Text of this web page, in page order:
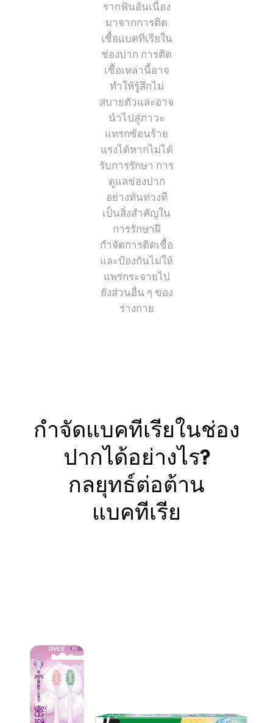
รากฟันอันเนื่อง
มาจากการติด
เชื้อแบคทีเรียใน
ช่องปาก การติด
เชื้อเหล่านี้อาจ
ทำให้รู้สึกไม่
สบายตัวและอาจ
นำไปสู่ภาวะ
แทรกซ้อนร้าย
แรงได้หากไม่ได้
รับการรักษา การ
ดูแลช่องปาก
อย่างทันท่วงที
เป็นสิ่งสำคัญใน
การรักษาฝี
กำจัดการติดเชื้อ
และป้องกันไม่ให้
แพร่กระจายไป
ยังส่วนอื่น ๆ ของ
ร่างกาย
กำจัดแบคทีเรียในช่อง
ปากได้อย่างไร?
กลยุทธ์ต่อต้าน
แบคทีเรีย